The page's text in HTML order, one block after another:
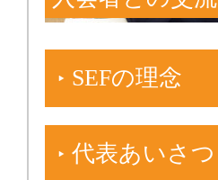
SEFの理念
代表あいさつ